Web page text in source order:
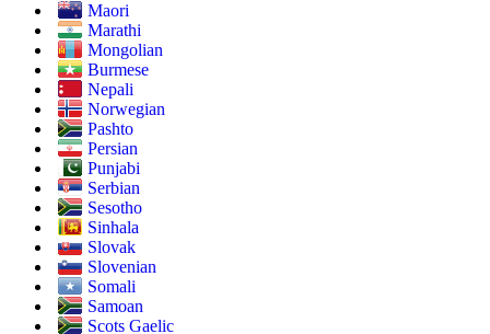
Maori
Marathi
Mongolian
Burmese
Nepali
Norwegian
Pashto
Persian
Punjabi
Serbian
Sesotho
Sinhala
Slovak
Slovenian
Somali
Samoan
Scots Gaelic